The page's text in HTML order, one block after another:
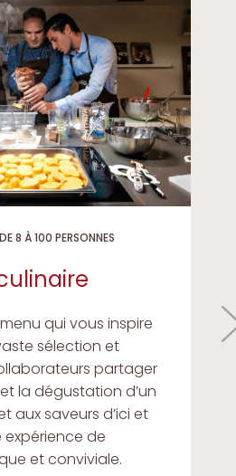
DE 8 À 100 PERSONNES
qui vous inspire
sélection et
partager
la dégustation d’un
aux saveurs d’ici et
expérience de
et conviviale.